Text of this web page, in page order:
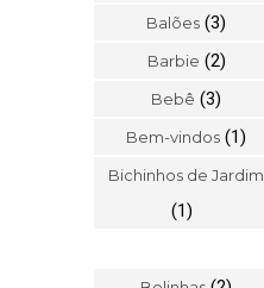
Balões (3)
Barbie (2)
Bebê (3)
Bem-vindos (1)
Bichinhos de Jardim
(1)